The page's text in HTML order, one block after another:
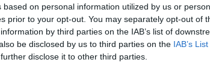
on personal information utilized by us or
prior to your opt-out. You may separately opt-out of
by third parties on the IAB’s list of
be disclosed by us to third parties on the IAB’s
disclose it to other third parties.
νοτιοανατολικά της χώρας αυτή
ο οποίος αυτή τη στιγμή